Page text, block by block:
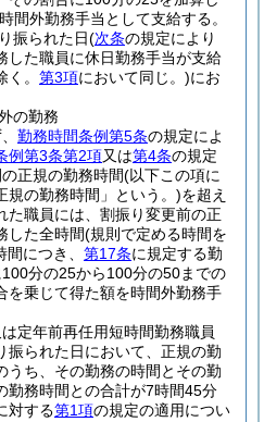
間外勤務手当として支給する。
振られた日(次条の規定により
した職員に休日勤務手当が支給
。 第3項において同じ。)にお
の勤務
勤務時間条例第5条の規定によ
例第3条第2項又は第4条の規定
正規の勤務時間(以下この項に
規の勤務時間」という。)を超え
た職員には、割振り変更前の正
した全時間(規則で定める時間を
につき、 第17条に規定する勤
分の25から100分の50までの
を乗じて得た額を時間外勤務手
定年前再任用短時間勤務職員
振られた日において、正規の勤
うち、その勤務の時間とその勤
勤務時間との合計が7時間45分
対する第1項の規定の適用につい